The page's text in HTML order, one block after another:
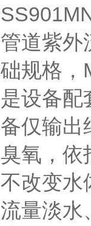
管道紫外
础规格，
是设备配
备仅输出
臭氧，依
不改变水
流量淡水